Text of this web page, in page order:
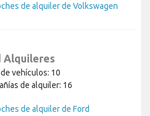
de alquiler de Volkswagen
Alquileres
vehículos: 10
de alquiler: 16
de alquiler de Ford